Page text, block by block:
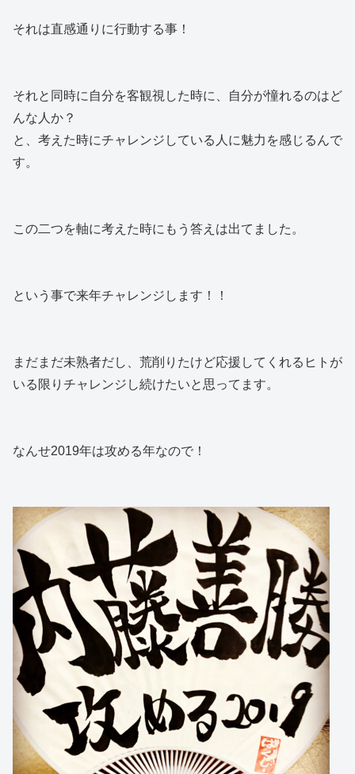
それは直感通りに行動する事！
それと同時に自分を客観視した時に、自分が憧れるのはど
んな人か？
と、考えた時にチャレンジしている人に魅力を感じるんで
す。
この二つを軸に考えた時にもう答えは出てました。
という事で来年チャレンジします！！
まだまだ未熟者だし、荒削りたけど応援してくれるヒトが
いる限りチャレンジし続けたいと思ってます。
なんせ2019年は攻める年なので！